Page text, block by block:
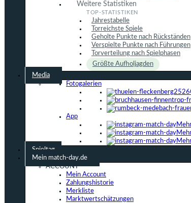
Weitere Statistiken
Jahrestabelle
Torreichste Spiele
Geholte Punkte nach Rückständen
Verspielte Punkte nach Führungen
Torverteilung nach Spielphasen
Größte Aufholjagden
Media
Fotogalerien
App
Spieltag
Mein match-day.de
ACCOUNT
Mein Account
Zahlungshistorie
Merkliste
Marktwertschätzungen